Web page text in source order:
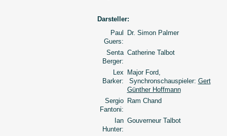
Darsteller:
Paul
Guers:
Dr. Simon Palmer
Senta
Berger:
Catherine Talbot
Lex
Barker:
Major Ford,
Synchronschauspieler: Gert
Günther Hoffmann
Sergio
Fantoni:
Ram Chand
Ian
Hunter:
Gouverneur Talbot